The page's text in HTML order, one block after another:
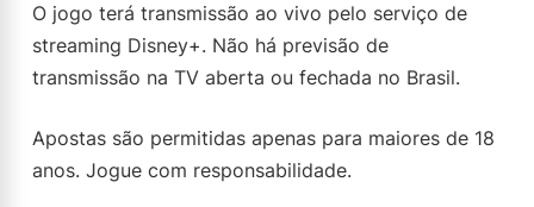
O jogo terá transmissão ao vivo pelo serviço de
streaming Disney+. Não há previsão de
transmissão na TV aberta ou fechada no Brasil.
Apostas são permitidas apenas para maiores de 18
anos. Jogue com responsabilidade.